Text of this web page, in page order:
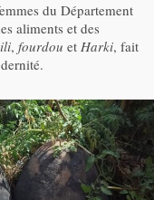
du Département
aliments et des
, fourdou et Harki, fait